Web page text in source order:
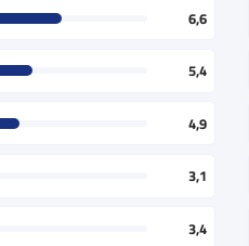
6,6
5,4
4,9
3,1
3,4